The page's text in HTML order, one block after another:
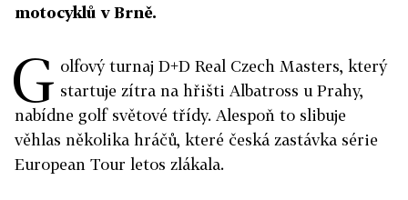
motocyklů v Brně.
G olfový turnaj D+D Real Czech Masters, který
startuje zítra na hřišti Albatross u Prahy,
nabídne golf světové třídy. Alespoň to slibuje
věhlas několika hráčů, které česká zastávka série
European Tour letos zlákala.